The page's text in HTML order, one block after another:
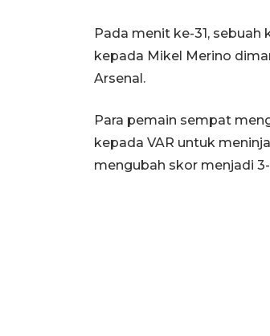
Pada menit ke-31,
kepada Mikel Merino
Arsenal.
Para pemain sempat
kepada VAR untuk
mengubah skor menjadi